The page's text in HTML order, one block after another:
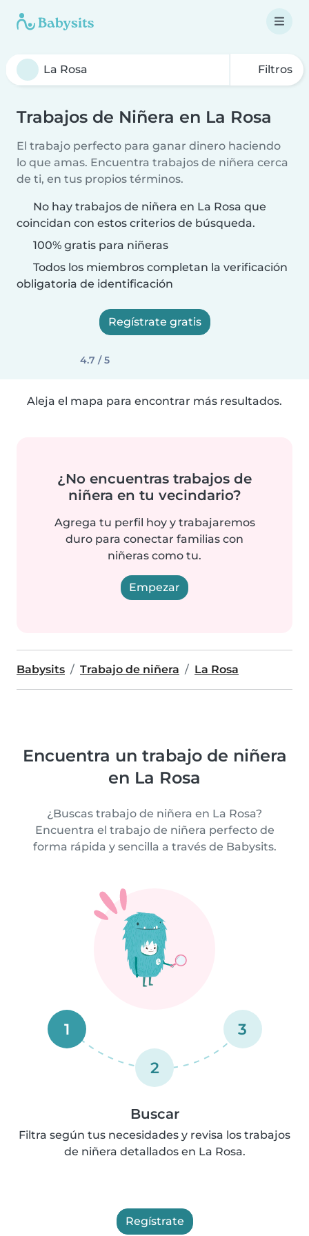
Filtros
Trabajos de Niñera en La Rosa
El trabajo perfecto para ganar dinero haciendo
lo que amas. Encuentra trabajos de niñera cerca
de ti, en tus propios términos.
No hay trabajos de niñera en La Rosa que
coincidan con estos criterios de búsqueda.
100% gratis para niñeras
Todos los miembros completan la verificación
obligatoria de identificación
Regístrate gratis
4.7 / 5
Aleja el mapa para encontrar más resultados.
¿No encuentras trabajos de
niñera en tu vecindario?
Agrega tu perfil hoy y trabajaremos
duro para conectar familias con
niñeras como tu.
Empezar
Babysits Trabajo de niñera La Rosa
Encuentra un trabajo de niñera
en La Rosa
¿Buscas trabajo de niñera en La Rosa?
Encuentra el trabajo de niñera perfecto de
forma rápida y sencilla a través de Babysits.
1
2
3
Buscar
Filtra según tus necesidades y revisa los trabajos
de niñera detallados en La Rosa.
Regístrate